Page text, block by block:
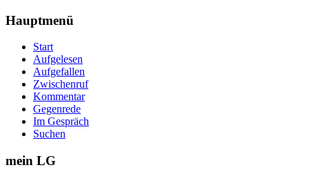
Hauptmenü
Start
Aufgelesen
Aufgefallen
Zwischenruf
Kommentar
Gegenrede
Im Gespräch
Suchen
mein LG